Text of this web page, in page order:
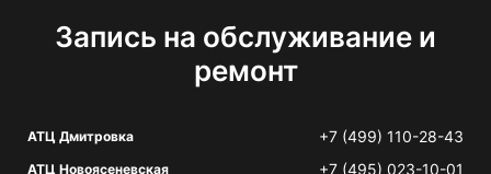
Запись на обслуживание и
ремонт
АТЦ Дмитровка +7 (499) 110-28-43
АТЦ Новоясеневская +7 (495) 023-10-01